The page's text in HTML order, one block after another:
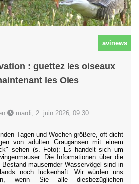
avinews
: guettez les oiseaux
les Oies
mardi, 2. juin 2026, 09:30
Tagen und Wochen größere, oft dicht
von adulten Graugänsen mit einem
sehen (s. Foto): Es handelt sich um
Die Informationen über die
Bestand mausernder Wasservögel sind in
noch lückenhaft. Wir würden uns
wenn Sie alle diesbezüglichen